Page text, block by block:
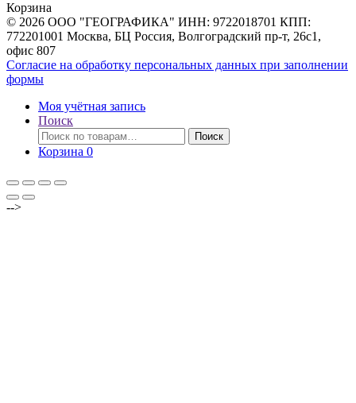
Корзина
© 2026 ООО "ГЕОГРАФИКА" ИНН: 9722018701 КПП:
772201001 Москва, БЦ Россия, Волгоградский пр-т, 26с1,
офис 807
Согласие на обработку персональных данных при заполнении
формы
Моя учётная запись
Поиск
Искать:
Поиск
Корзина 0
-->